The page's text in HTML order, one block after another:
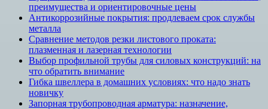
преимущества и ориентировочные цены
Антикоррозийные покрытия: продлеваем срок службы
металла
Сравнение методов резки листового проката:
плазменная и лазерная технологии
Выбор профильной трубы для силовых конструкций: на
что обратить внимание
Гибка швеллера в домашних условиях: что надо знать
новичку
Запорная трубопроводная арматура: назначение,